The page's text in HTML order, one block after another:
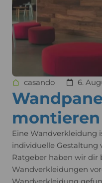
casando 6.
Eine Wandverkleidung
individuelle Gestaltung
Ratgeber haben wir dir
Wandverkleidungen